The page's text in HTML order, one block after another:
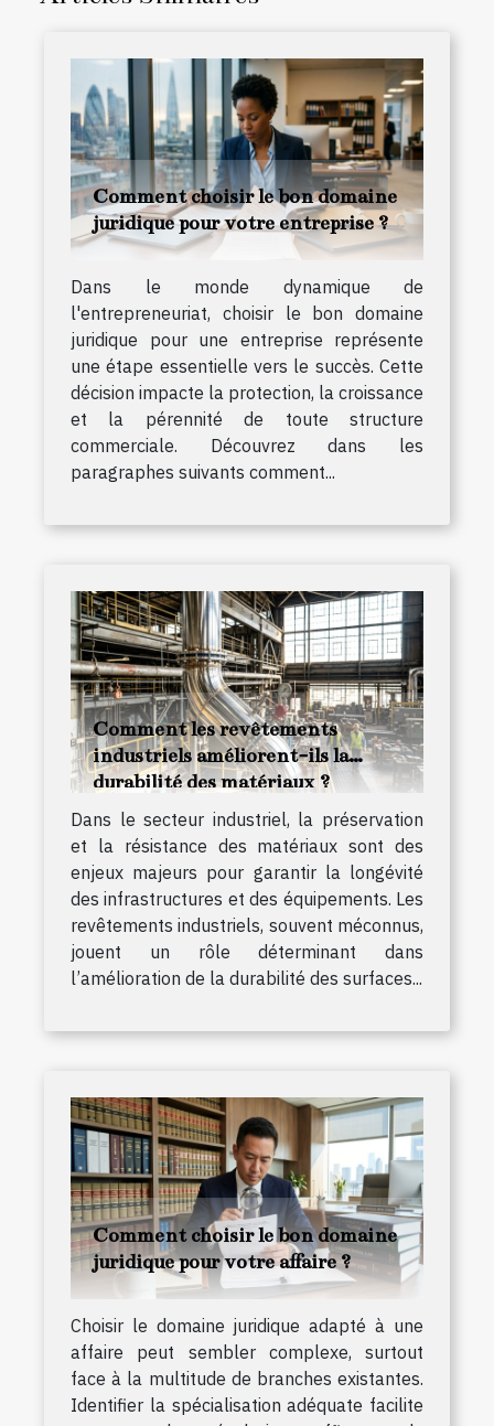
Comment choisir le bon domaine
juridique pour votre entreprise ?
Dans le monde dynamique de
l'entrepreneuriat, choisir le bon domaine
juridique pour une entreprise représente
une étape essentielle vers le succès. Cette
décision impacte la protection, la croissance
et la pérennité de toute structure
commerciale. Découvrez dans les
paragraphes suivants comment...
Comment les revêtements
industriels améliorent-ils la
durabilité des matériaux ?
Dans le secteur industriel, la préservation
et la résistance des matériaux sont des
enjeux majeurs pour garantir la longévité
des infrastructures et des équipements. Les
revêtements industriels, souvent méconnus,
jouent un rôle déterminant dans
l’amélioration de la durabilité des surfaces...
Comment choisir le bon domaine
juridique pour votre affaire ?
Choisir le domaine juridique adapté à une
affaire peut sembler complexe, surtout
face à la multitude de branches existantes.
Identifier la spécialisation adéquate facilite